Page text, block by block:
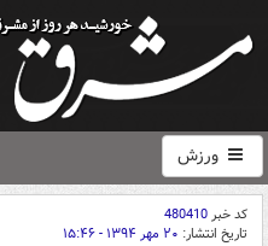
ورزش
کد خبر480410
تاریخ انتشار: ۲۰ مهر ۱۳۹۴ - ۱۵:۴۶